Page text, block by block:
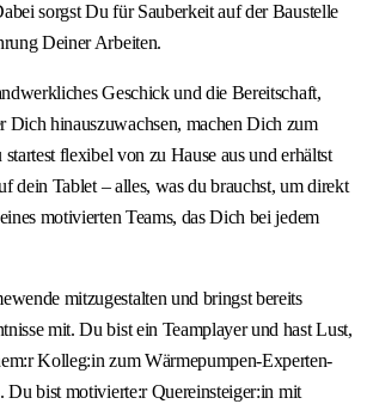
sorgst Du für Sauberkeit auf der Baustelle
Deiner Arbeiten.
Geschick und die Bereitschaft,
Dich hinauszuwachsen, machen Dich zum
flexibel von zu Hause aus und erhältst
dein Tablet – alles, was du brauchst, um direkt
motivierten Teams, das Dich bei jedem
mitzugestalten und bringst bereits
mit. Du bist ein Teamplayer und hast Lust,
Kolleg:in zum Wärmepumpen-Experten-
Du bist motivierte:r Quereinsteiger:in mit